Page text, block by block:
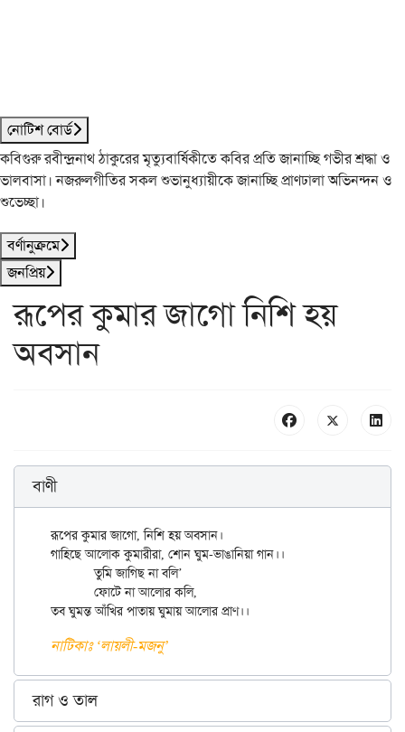
নোটিশ বোর্ড
কবিগুরু রবীন্দ্রনাথ ঠাকুরের মৃত্যুবার্ষিকীতে কবির প্রতি জানাচ্ছি গভীর শ্রদ্ধা ও
ভালবাসা। নজরুলগীতির সকল শুভানুধ্যায়ীকে জানাচ্ছি প্রাণঢালা অভিনন্দন ও
শুভেচ্ছা।
বর্ণানুক্রমে
জনপ্রিয়
রূপের কুমার জাগো নিশি হয়
অবসান
বাণী
রূপের কুমার জাগো, নিশি হয় অবসান।
গাহিছে আলোক কুমারীরা, শোন ঘুম-ভাঙানিয়া গান।।
	তুমি জাগিছ না বলি’
নাটিকাঃ ‌‘লায়লী-মজনু’
রাগ ও তাল